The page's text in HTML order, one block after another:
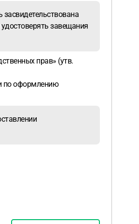
завещания
прав» (утв.
по оформлению